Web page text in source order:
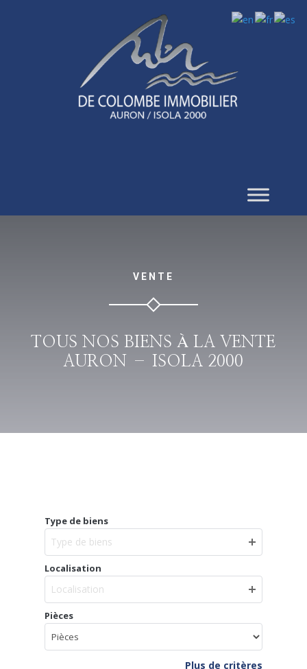
VENTE
TOUS NOS BIENS À LA VENTE
AURON – ISOLA 2000
Type de biens
Type de biens
Localisation
Localisation
Pièces
Plus de critères